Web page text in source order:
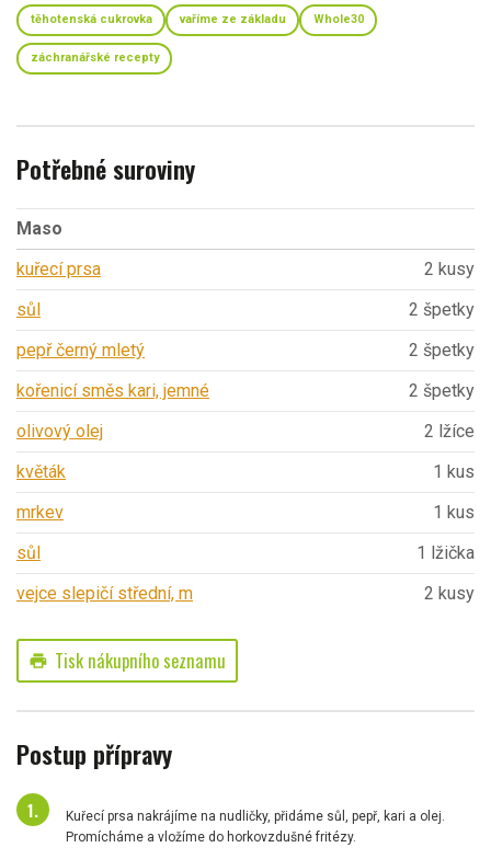
těhotenská cukrovka vaříme ze základu Whole30
záchranářské recepty
Potřebné suroviny
Maso
kuřecí prsa
2 kusy
sůl
2 špetky
pepř černý mletý
2 špetky
kořenicí směs kari, jemné
2 špetky
olivový olej
2 lžíce
květák
1 kus
mrkev
1 kus
sůl
1 lžička
vejce slepičí střední, m
2 kusy
print Tisk nákupního seznamu
Postup přípravy
Kuřecí prsa nakrájíme na nudličky, přidáme sůl, pepř, kari a olej.
Promícháme a vložíme do horkovzdušné fritézy.